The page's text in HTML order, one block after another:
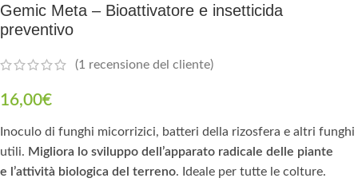
Gemic Meta – Bioattivatore e insetticida
preventivo
(1 recensione del cliente)
16,00€
Inoculo di funghi micorrizici, batteri della rizosfera e altri funghi
utili. Migliora lo sviluppo dell’apparato radicale delle piante
e l’attività biologica del terreno. Ideale per tutte le colture.